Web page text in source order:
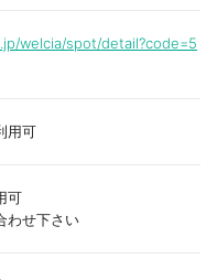
welcia/spot/detail?code=5
用可
可
わせ下さい